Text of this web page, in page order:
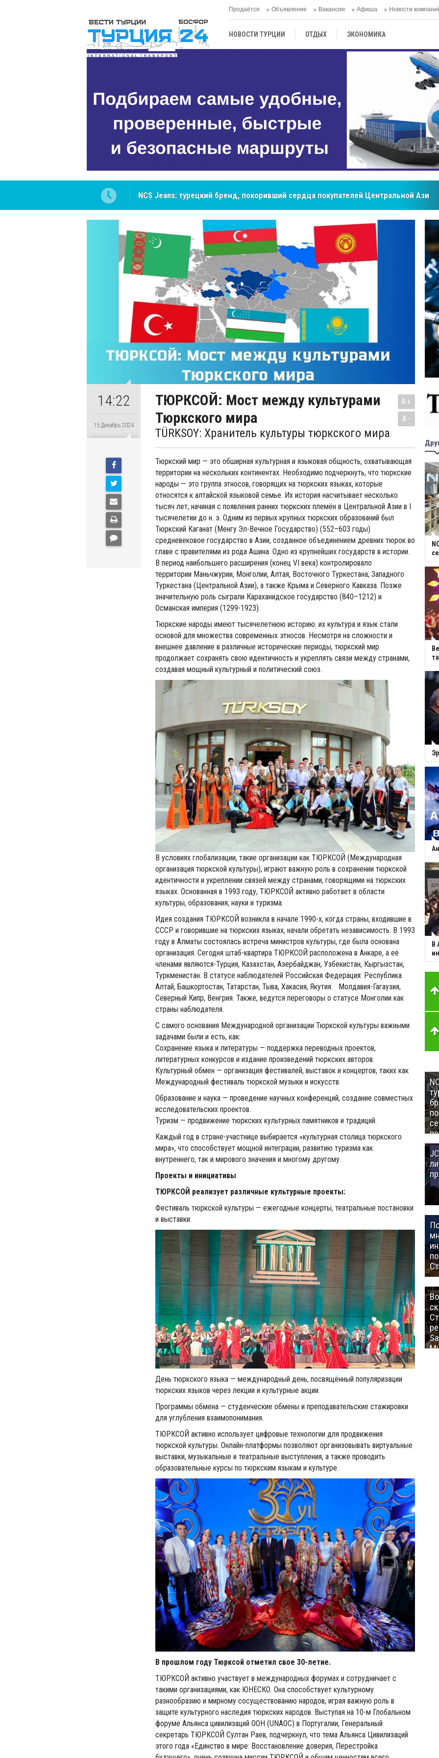
Продаётся Объявление Вакансии Афиша Новости
НОВОСТИ ТУРЦИИ ОТДЫХ ЭКОНОМИКА
ЦЕНТРАЛЬНАЯ АЗИЯ
Cottonhill покоряет мировые рынки
14:22
15 Декабрь 2024
ТЮРКСОЙ: Мост между культурами
Тюркского мира
TÜRKSOY: Хранитель культуры тюркского мира
A+
A-
Тюркский мир — это обширная культурная и языковая общность, охватывающая
территории на нескольких континентах. Необходимо подчеркнуть, что тюркские
народы — это группа этносов, говорящих на тюркских языках, которые
относятся к алтайской языковой семье. Их история насчитывает несколько
тысяч лет, начиная с появления ранних тюркских племён в Центральной Азии в I
тысячелетии до н. э. Одним из первых крупных тюркских образований был
Тюркский Каганат (Менгу Эл-Вечное Государство) (552–603 годы)
средневековое государство в Азии, созданное объединением древних тюрок во
главе с правителями из рода Ашина. Одно из крупнейших государств в истории.
В период наибольшего расширения (конец VI века) контролировало
территории Маньчжурии, Монголии, Алтая, Восточного Туркестана, Западного
Туркестана (Центральной Азии), а также Крыма и Северного Кавказа. Позже
значительную роль сыграли Караханидское государство (840–1212) и
Османская империя (1299-1923).
Тюркские народы имеют тысячелетнюю историю: их культура и язык стали
основой для множества современных этносов. Несмотря на сложности и
внешнее давление в различные исторические периоды, тюркский мир
продолжает сохранять свою идентичность и укреплять связи между странами,
создавая мощный культурный и политический союз.
В условиях глобализации, такие организации как ТЮРКСОЙ (Международная
организация тюркской культуры), играют важную роль в сохранении тюркской
идентичности и укреплении связей между странами, говорящими на тюркских
языках. Основанная в 1993 году, ТЮРКСОЙ активно работает в области
культуры, образования, науки и туризма.
Идея создания ТЮРКСОЙ возникла в начале 1990-х, когда страны, входившие в
СССР и говорившие на тюркских языках, начали обретать независимость. В 1993
году в Алматы состоялась встреча министров культуры, где была основана
организация. Сегодня штаб-квартира ТЮРКСОЙ расположена в Анкаре, а её
членами являются-Турция, Казахстан, Азербайджан, Узбекистан, Кыргызстан,
Туркменистан. В статусе наблюдателей Российская Федерация: Республика
Алтай, Башкортостан, Татарстан, Тыва, Хакасия, Якутия. Молдавия-Гагаузия,
Северный Кипр, Венгрия. Также, ведутся переговоры о статусе Монголии как
страны наблюдателя.
С самого основания Международной организации Тюркской культуры важными
задачами были и есть, как:
Сохранение языка и литературы — поддержка переводных проектов,
литературных конкурсов и издание произведений тюркских авторов.
Культурный обмен — организация фестивалей, выставок и концертов, таких как
Международный фестиваль тюркской музыки и искусств.
Образование и наука — проведение научных конференций, создание совместных
исследовательских проектов.
Туризм — продвижение тюркских культурных памятников и традиций.
Каждый год в стране-участнице выбирается «культурная столица тюркского
мира», что способствует мощной интеграции, развитию туризма как
внутреннего, так и мирового значения и многому другому.
Проекты и инициативы
ТЮРКСОЙ реализует различные культурные проекты:
Фестиваль тюркской культуры — ежегодные концерты, театральные постановки
и выставки.
День тюркского языка — международный день, посвящённый популяризации
тюркских языков через лекции и культурные акции.
Программы обмена — студенческие обмены и преподавательские стажировки
для углубления взаимопонимания.
ТЮРКСОЙ активно использует цифровые технологии для продвижения
тюркской культуры. Онлайн-платформы позволяют организовывать виртуальные
выставки, музыкальные и театральные выступления, а также проводить
образовательные курсы по тюркским языкам и культуре.
В прошлом году Тюрксой отметил свое 30-летие.
ТЮРКСОЙ активно участвует в международных форумах и сотрудничает с
такими организациями, как ЮНЕСКО. Она способствует культурному
разнообразию и мирному сосуществованию народов, играя важную роль в
защите культурного наследия тюркских народов. Выступая на 10-м Глобальном
форуме Альянса цивилизаций ООН (UNAOC) в Португалии, Генеральный
секретарь ТЮРКСОЙ Султан Раев, подчеркнул, что тема Альянса Цивилизаций
этого года «Единство в мире: Восстановление доверия, Перестройка
В